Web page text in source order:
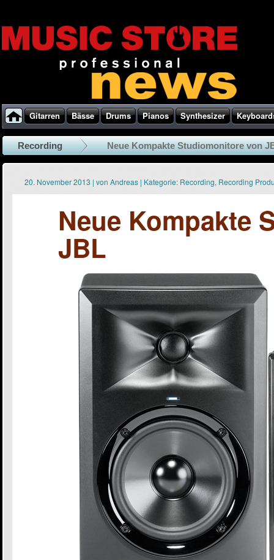
Gitarren Bässe Drums Pianos Synthesizer
Recording Neue Kompakte Studiomonitore von
20. November 2013 | von Andreas | Kategorie: Recording, Recording
Neue Kompakte
JBL